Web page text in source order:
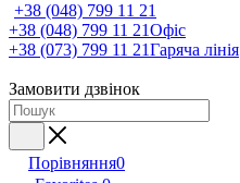
+38 (048) 799 11 21
+38 (048) 799 11 21Офіс
+38 (073) 799 11 21Гаряча лінія
Замовити дзвінок
Порівняння0